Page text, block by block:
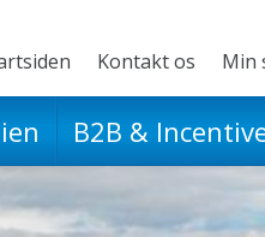
Kontakt os Min
B2B &